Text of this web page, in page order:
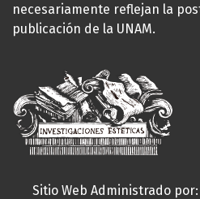
necesariamente reflejan la
publicación de la UNAM.
Sitio Web Administrado